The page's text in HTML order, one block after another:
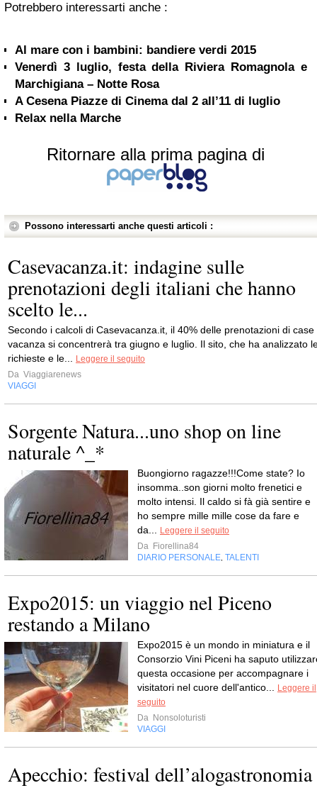
Potrebbero interessarti anche :
Al mare con i bambini: bandiere verdi 2015
Venerdì 3 luglio, festa della Riviera Romagnola e
Marchigiana – Notte Rosa
A Cesena Piazze di Cinema dal 2 all’11 di luglio
Relax nella Marche
Ritornare alla prima pagina di
Possono interessarti anche questi articoli :
Casevacanza.it: indagine sulle
prenotazioni degli italiani che hanno
scelto le...
Secondo i calcoli di Casevacanza.it, il 40% delle prenotazioni di case
vacanza si concentrerà tra giugno e luglio. Il sito, che ha analizzato
richieste e le...
Leggere il seguito
Da Viaggiarenews
VIAGGI
Sorgente Natura...uno shop on line
naturale ^_*
Buongiorno ragazze!!!Come state? Io
insomma..son giorni molto frenetici e
molto intensi. Il caldo si fà già sentire e
ho sempre mille mille cose da fare e
da...
Leggere il seguito
Da Fiorellina84
DIARIO PERSONALE TALENTI
Expo2015: un viaggio nel Piceno
restando a Milano
Expo2015 è un mondo in miniatura e il
Consorzio Vini Piceni ha saputo
questa occasione per accompagnare i
visitatori nel cuore dell'antico...
Leggere il
seguito
Da Nonsoloturisti
VIAGGI
Apecchio: festival dell’alogastronomia